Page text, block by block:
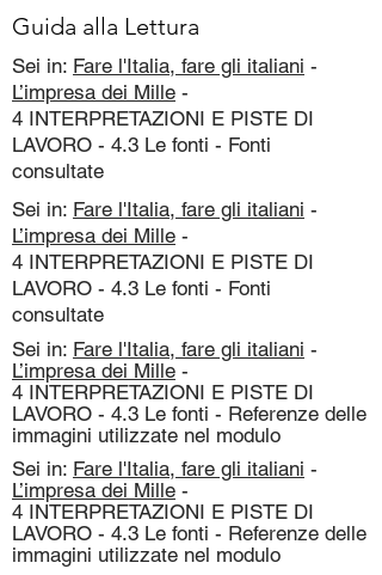
Guida alla Lettura
Sei in: Fare l'Italia, fare gli italiani -
L’impresa dei Mille -
4 INTERPRETAZIONI E PISTE DI
LAVORO - 4.3 Le fonti - Fonti
consultate
Sei in: Fare l'Italia, fare gli italiani -
L’impresa dei Mille -
4 INTERPRETAZIONI E PISTE DI
LAVORO - 4.3 Le fonti - Fonti
consultate
Sei in: Fare l'Italia, fare gli italiani -
L’impresa dei Mille -
4 INTERPRETAZIONI E PISTE DI
LAVORO - 4.3 Le fonti - Referenze delle
immagini utilizzate nel modulo
Sei in: Fare l'Italia, fare gli italiani -
L’impresa dei Mille -
4 INTERPRETAZIONI E PISTE DI
LAVORO - 4.3 Le fonti - Referenze delle
immagini utilizzate nel modulo